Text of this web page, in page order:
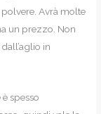
polvere. Avrà molte
un prezzo. Non
in
spesso